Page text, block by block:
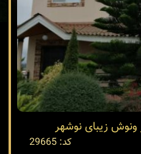
ونوش زیبای نوشهر
کد: 29665